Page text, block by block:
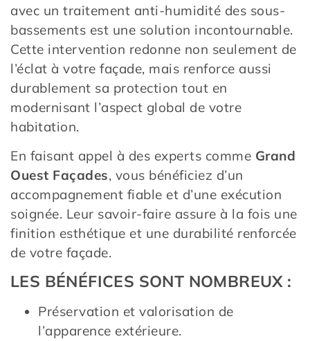
avec un traitement anti-humidité des sous-
bassements est une solution incontournable.
Cette intervention redonne non seulement de
l’éclat à votre façade, mais renforce aussi
durablement sa protection tout en
modernisant l’aspect global de votre
habitation.
En faisant appel à des experts comme Grand
Ouest Façades, vous bénéficiez d’un
accompagnement fiable et d’une exécution
soignée. Leur savoir-faire assure à la fois une
finition esthétique et une durabilité renforcée
de votre façade.
LES BÉNÉFICES SONT NOMBREUX :
Préservation et valorisation de
l’apparence extérieure.